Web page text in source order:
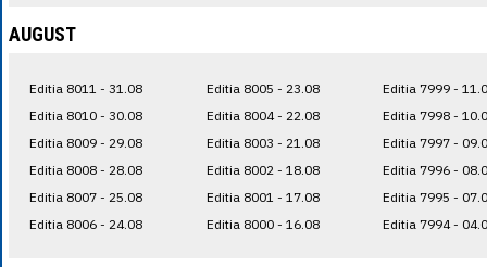
AUGUST
Editia 8011 - 31.08
Editia 8010 - 30.08
Editia 8009 - 29.08
Editia 8008 - 28.08
Editia 8007 - 25.08
Editia 8006 - 24.08
Editia 8005 - 23.08
Editia 8004 - 22.08
Editia 8003 - 21.08
Editia 8002 - 18.08
Editia 8001 - 17.08
Editia 8000 - 16.08
Editia 7999 -
Editia 7998 -
Editia 7997 -
Editia 7996 -
Editia 7995 -
Editia 7994 -